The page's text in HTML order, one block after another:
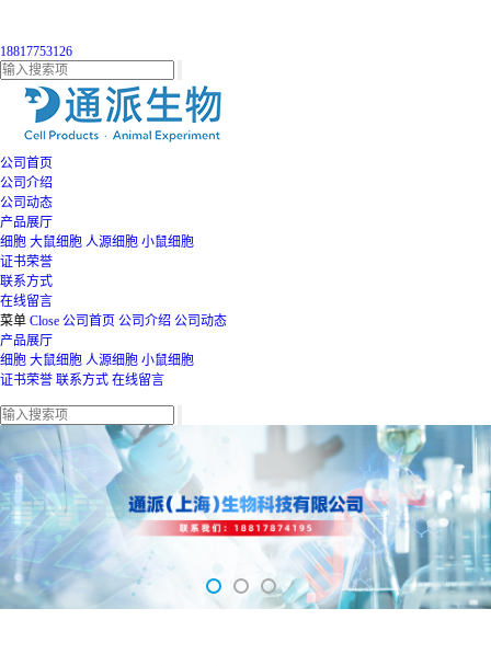
18817753126
公司首页
公司介绍
公司动态
产品展厅
细胞 大鼠细胞 人源细胞 小鼠细胞
证书荣誉
联系方式
在线留言
菜单 Close 公司首页 公司介绍 公司动态
产品展厅
细胞 大鼠细胞 人源细胞 小鼠细胞
证书荣誉 联系方式 在线留言